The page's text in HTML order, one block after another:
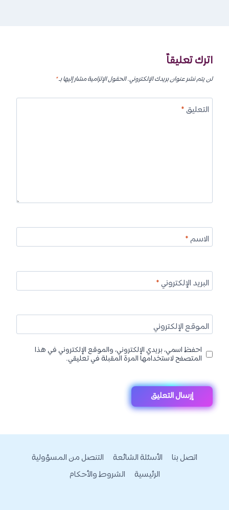
اترك تعليقاً
لن يتم نشر عنوان بريدك الإلكتروني.الحقول الإلزامية مشار إليها بـ*
التعليق*
الاسم*
البريد الإلكتروني*
الموقع الإلكتروني
احفظ اسمي، بريدي الإلكتروني، والموقع الإلكتروني في هذا
المتصفح لاستخدامها المرة المقبلة في تعليقي.
اتصل بنا الأسئلة الشائعة
التنصل من المسؤولية
الرئيسية
الشروط والأحكام